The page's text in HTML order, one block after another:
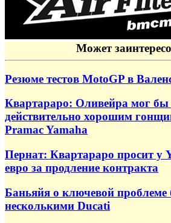
Может
Резюме тестов MotoGP в
Квартараро: Оливейра мог бы
действительно хорошим
Pramac Yamaha
Пернат: Квартараро просит у
евро за продление контракта
Баньяйя о ключевой проблеме
несколькими Ducati